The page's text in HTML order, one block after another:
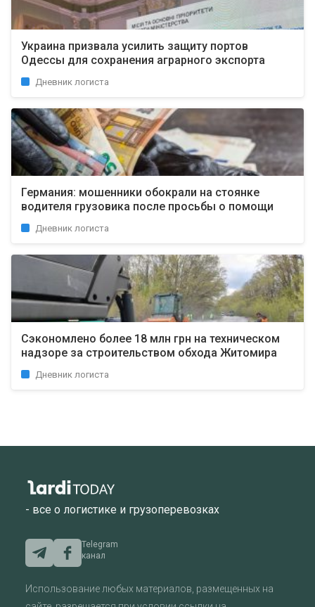
Украина призвала усилить защиту портов
Одессы для сохранения аграрного экспорта
Дневник логиста
Германия: мошенники обокрали на стоянке
водителя грузовика после просьбы о помощи
Дневник логиста
Сэкономлено более 18 млн грн на техническом
надзоре за строительством обхода Житомира
Дневник логиста
- все о логистике и грузоперевозках
Telegram
канал
Использование любых материалов, размещенных на